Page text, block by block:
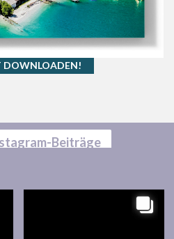
DOWNLOADEN!
Beiträge